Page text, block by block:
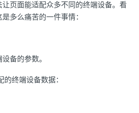
页面能适配众多不同的终端设备。看
多么痛苦的一件事情：
备的参数。
终端设备数据：